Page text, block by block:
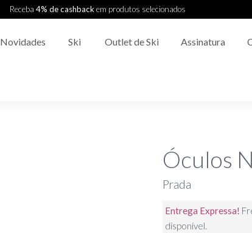
Receba 4% de cashbackem produtos selecionados
Novidades Ski Outlet de Ski Assinatura
Óculos
Prada
Entrega Expressa!
disponível.